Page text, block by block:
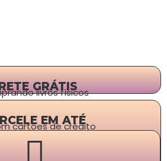
GRÁTIS
livros físicos
EM ATÉ
cartões de crédito